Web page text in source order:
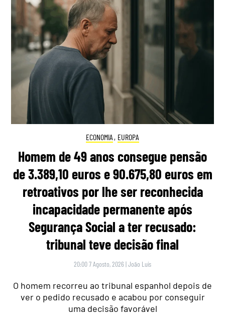
ECONOMIA , EUROPA
Homem de 49 anos consegue pensão
de 3.389,10 euros e 90.675,80 euros em
retroativos por lhe ser reconhecida
incapacidade permanente após
Segurança Social a ter recusado:
tribunal teve decisão final
20:00 7 Agosto, 2026 |João Luís
O homem recorreu ao tribunal espanhol depois de
ver o pedido recusado e acabou por conseguir
uma decisão favorável